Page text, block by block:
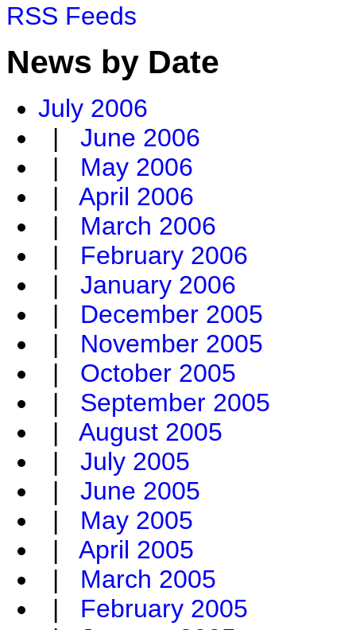
RSS Feeds
News by Date
July 2006
| June 2006
| May 2006
| April 2006
| March 2006
| February 2006
| January 2006
| December 2005
| November 2005
| October 2005
| September 2005
| August 2005
| July 2005
| June 2005
| May 2005
| April 2005
| March 2005
| February 2005